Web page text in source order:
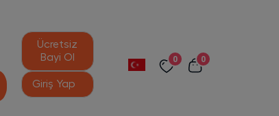
Ücretsiz
Bayi Ol
Giriş Yap
0 0